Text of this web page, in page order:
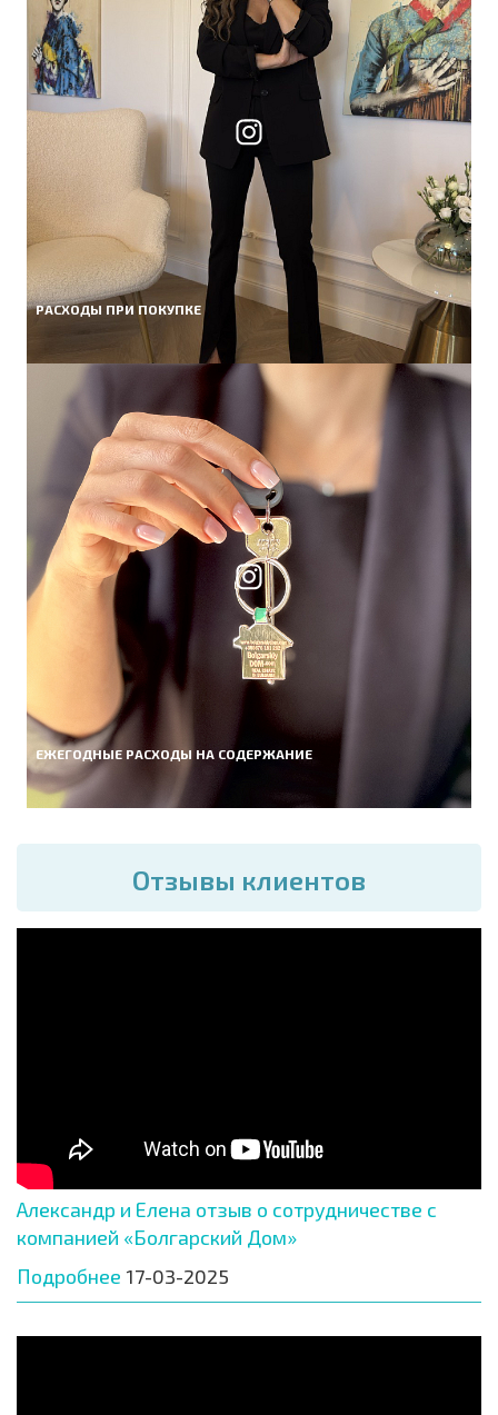
РАСХОДЫ ПРИ ПОКУПКЕ
ЕЖЕГОДНЫЕ РАСХОДЫ НА СОДЕРЖАНИЕ
Отзывы клиентов
Александр и Елена отзыв о сотрудничестве с
компанией «Болгарский Дом»
Подробнее 17-03-2025